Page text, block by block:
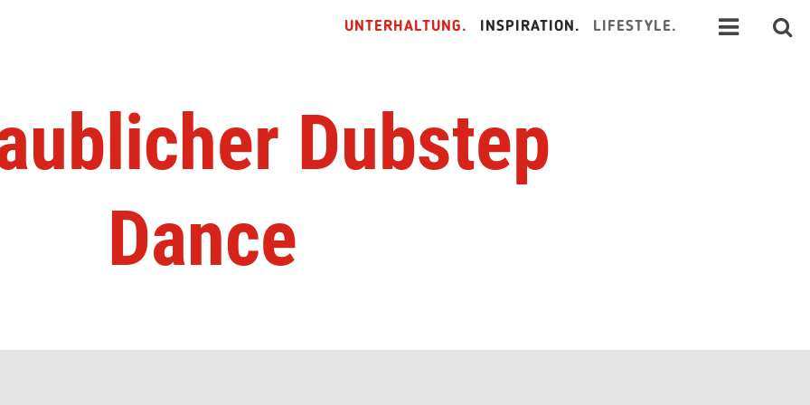
UNTERHALTUNG. INSPIRATION. LIFESTYLE.
Dubstep
Dance